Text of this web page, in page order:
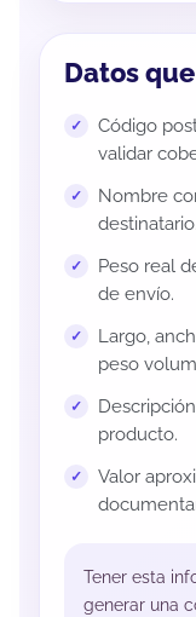
Datos
Código
validar
Nombre
destinatario.
Peso real
de envío.
Largo,
peso
producto.
Valor
Tener esta
generar una